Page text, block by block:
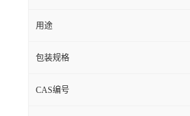
用途
包装规格
CAS编号